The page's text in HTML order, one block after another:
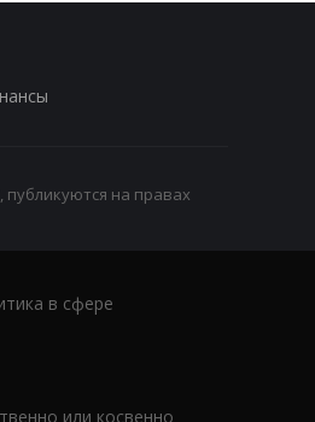
на правах
в сфере
или косвенно